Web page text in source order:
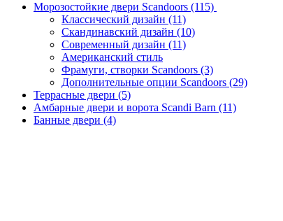
Морозостойкие двери Scandoors (115)
Классический дизайн (11)
Скандинавский дизайн (10)
Современный дизайн (11)
Американский стиль
Фрамуги, створки Scandoors (3)
Дополнительные опции Scandoors (29)
Террасные двери (5)
Амбарные двери и ворота Scandi Barn (11)
Банные двери (4)